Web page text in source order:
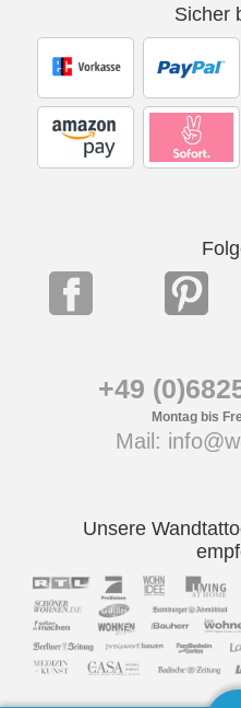
Sicher
+49
Montag bis
Mail:
Unsere